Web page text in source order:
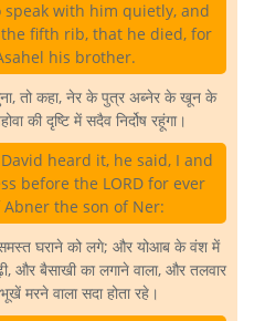
with him quietly, and
fifth rib, that he died, for
his brother.
तो कहा, नेर के पुत्र अब्नेर के खून के
की दृष्टि में सदैव निर्दोष रहूंगा।
heard it, he said, I and
before the LORD for ever
the son of Ner:
घराने को लगे; और योआब के वंश में
और बैसाखी का लगाने वाला, और तलवार
मरने वाला सदा होता रहे।